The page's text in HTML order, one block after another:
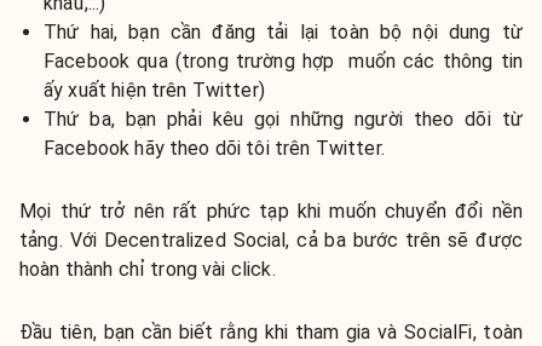
Thứ hai, bạn cần đăng tải lại toàn bộ nội dung từ
Facebook qua (trong trường hợp muốn các thông tin
ấy xuất hiện trên Twitter)
Thứ ba, bạn phải kêu gọi những người theo dõi từ
Facebook hãy theo dõi tôi trên Twitter.
Mọi thứ trở nên rất phức tạp khi muốn chuyển đổi nền
tảng. Với Decentralized Social, cả ba bước trên sẽ được
hoàn thành chỉ trong vài click.
Đầu tiên, bạn cần biết rằng khi tham gia và SocialFi, toàn